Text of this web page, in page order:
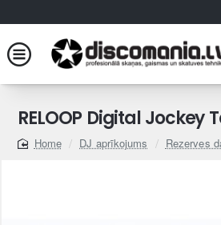
RELOOP Digital Jockey
home
DJ aprīkojums Rezerves